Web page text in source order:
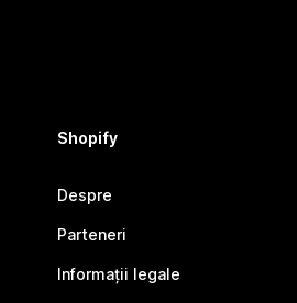
Shopify
Despre
Parteneri
Informații legale